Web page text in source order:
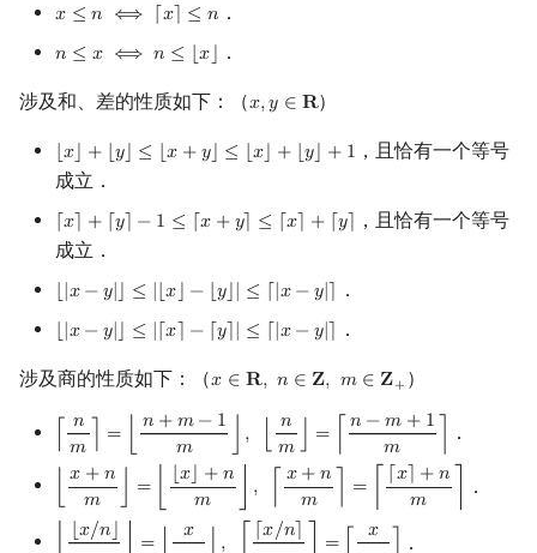
𝑥 ≤ 𝑛 ⟺ ⌈𝑥⌉ ≤ 𝑛
x≤n ⟺⌈x⌉ ．
𝑛 ≤ 𝑥 ⟺ 𝑛 ≤ ⌊𝑥⌋
n ≤x ⟺n≤⌊ x⌋ ．
涉及和、差的性质如下：（𝑥,𝑦 ∈ 𝐑
x,y∈R ）
⌊𝑥⌋ + ⌊𝑦⌋ ≤ ⌊𝑥 +𝑦⌋ ≤ ⌊𝑥⌋ + ⌊𝑦⌋ + 1
⌊x⌋ ⌊y ⌋≤⌊ +y ⌋≤⌊ x⌋ +⌊y ⌋+
，且恰有一个等号
成立．
⌈𝑥⌉ + ⌈𝑦⌉ − 1 ≤ ⌈𝑥 +𝑦⌉ ≤ ⌈𝑥⌉ + ⌈𝑦⌉
x⌉ ⌈y −1 ≤⌈x + y⌉≤ x⌉ +⌈ y⌉
，且恰有一个等号
成立．
⌊|𝑥−𝑦|⌋ ≤ |⌊𝑥⌋ − ⌊𝑦⌋| ≤ ⌈|𝑥−𝑦|⌉
⌊| x−y|⌋≤| ⌊x −⌊y⌋ |≤⌈ |x− |⌉ ．
⌊|𝑥−𝑦|⌋ ≤ |⌈𝑥⌉ − ⌈𝑦⌉| ≤ ⌈|𝑥−𝑦|⌉
⌊| x−y|⌋≤| ⌈x ⌈y |≤⌈ x− |⌉ ．
涉及商的性质如下：（𝑥 ∈ 𝐑, 𝑛 ∈ 𝐙, 𝑚 ∈ 𝐙+
x∈R, n ∈Z , m∈ Z+ ）
𝑛
𝑚
= 𝑛+𝑚−1
𝑚
,
𝑛
𝑚
= 𝑛−𝑚+1
𝑚
nm ⌊n m−1m⌋, ⌊nm = −m m ．
𝑥 +𝑛
𝑚
= ⌊𝑥⌋ +𝑛
𝑚
, 𝑥+𝑛
𝑚
= ⌈𝑥⌉ +𝑛
𝑚
x+nm⌋= ⌊x⌋ nm⌋, ⌈x+n m ⌈⌈x⌉+nm ⌉ ．
⌊𝑥/𝑛⌋
𝑥
⌈𝑥/𝑛⌉
𝑥
⌊x/n⌋m ⌊x m⌋, ⌈ x m⌉=⌈xn m⌉ ．